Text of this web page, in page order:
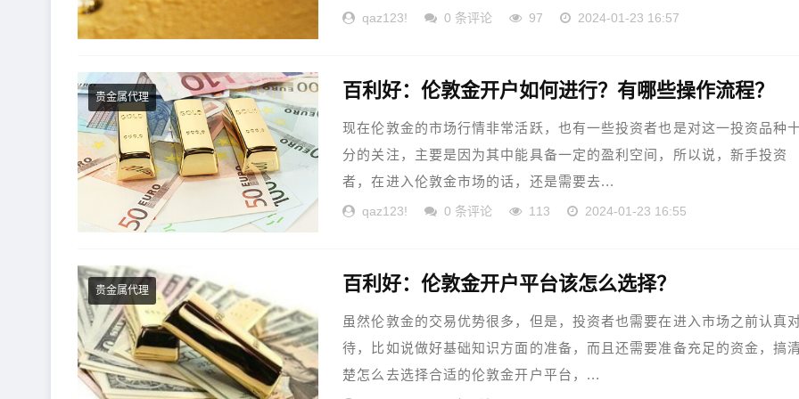
qaz123! 0 条评论 97 2024-01-23 16:57
贵金属代理 百利好：伦敦金开户如何进行？有哪些操作流程？
现在伦敦金的市场行情非常活跃，也有一些投资者也是对这一投资品种
分的关注，主要是因为其中能具备一定的盈利空间，所以说，新手投资
者，在进入伦敦金市场的话，还是需要去...
qaz123! 0 条评论 113 2024-01-23 16:55
贵金属代理 百利好：伦敦金开户平台该怎么选择？
虽然伦敦金的交易优势很多，但是，投资者也需要在进入市场之前认真
待，比如说做好基础知识方面的准备，而且还需要准备充足的资金，搞
楚怎么去选择合适的伦敦金开户平台，...